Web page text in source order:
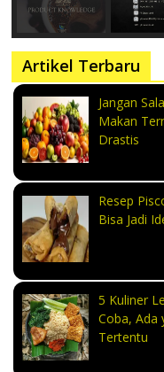
Artikel Terbaru
Jangan
Makan
Drastis
Resep
Bisa Jadi
5 Kuliner
Coba, Ada
Tertentu